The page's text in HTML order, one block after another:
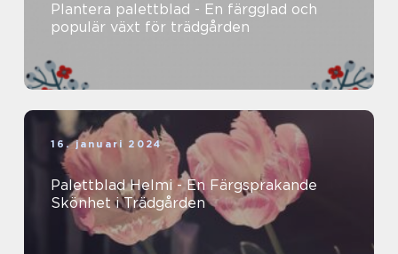
Plantera palettblad - En färgglad och
populär växt för trädgården
16. januari 2024
Palettblad Helmi - En Färgsprakande
Skönhet i Trädgården